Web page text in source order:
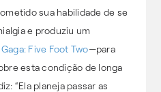
sua habilidade de se
e produziu um
Five Foot Two—para
esta condição de longa
“Ela planeja passar as